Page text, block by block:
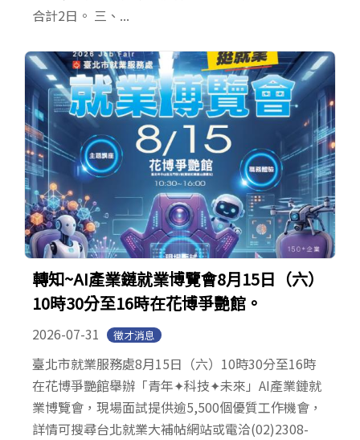
合計2日。 三、...
轉知~AI產業鏈就業博覽會8月15日（六）
10時30分至16時在花博爭艷館。
2026-07-31 徵才消息
臺北市就業服務處8月15日（六）10時30分至16時
在花博爭艷館舉辦「青年✦科技✦未來」AI產業鏈就
業博覽會，現場面試提供逾5,500個優質工作機會，
詳情可搜尋台北就業大補帖網站或電洽(02)2308-